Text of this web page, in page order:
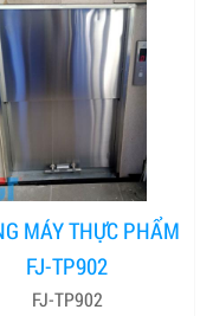
MÁY THỰC PHẨM
FJ-TP902
FJ-TP902